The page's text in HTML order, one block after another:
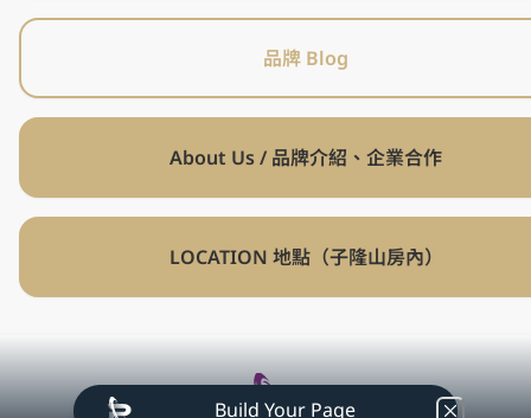
品牌 Blog
About Us / 品牌介紹、企業合作
LOCATION 地點（子隆山房內）
Build Your Page